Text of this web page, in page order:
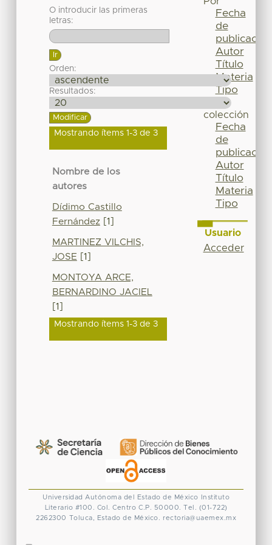
O introducir las primeras
letras:
Orden:
Resultados:
Mostrando ítems 1-3 de 3
Nombre de los
autores
Dídimo Castillo
Fernández[1]
MARTINEZ VILCHIS,
JOSE [1]
MONTOYA ARCE,
BERNARDINO JACIEL
[1]
Mostrando ítems 1-3 de 3
Fecha
de
publicación
Autor
Título
Materia
Tipo
colección
Fecha
de
publicación
Autor
Título
Materia
Tipo
Usuario
Acceder
Universidad Autónoma del Estado de México
Instituto
Literario #100. Col. Centro C.P. 50000. Tel. (01-722)
2262300 Toluca, Estado de México. rectoria@uaemex.mx